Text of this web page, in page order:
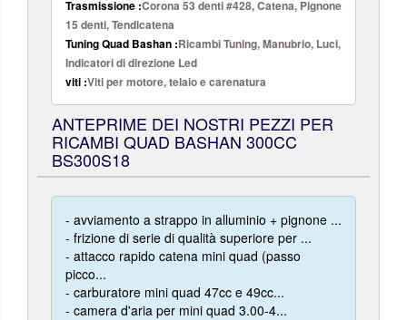
Trasmissione :Corona 53 denti #428, Catena, Pignone
15 denti, Tendicatena
Tuning Quad Bashan :Ricambi Tuning, Manubrio, Luci,
Indicatori di direzione Led
viti :Viti per motore, telaio e carenatura
ANTEPRIME DEI NOSTRI PEZZI PER
RICAMBI QUAD BASHAN 300CC
BS300S18
- avviamento a strappo in alluminio + pignone ...
- frizione di serie di qualità superiore per ...
- attacco rapido catena mini quad (passo
picco...
- carburatore mini quad 47cc e 49cc...
- camera d'aria per mini quad 3.00-4...